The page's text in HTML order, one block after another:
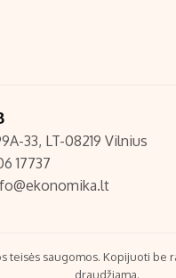
taisyklės
33, LT-08219 Vilnius
17737
teisės saugomos. Kopijuoti be
draudžiama.